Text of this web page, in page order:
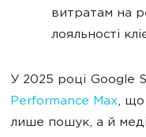
витратам на
лояльності
У 2025 році Google
Performance Max, що
лише пошук, а й